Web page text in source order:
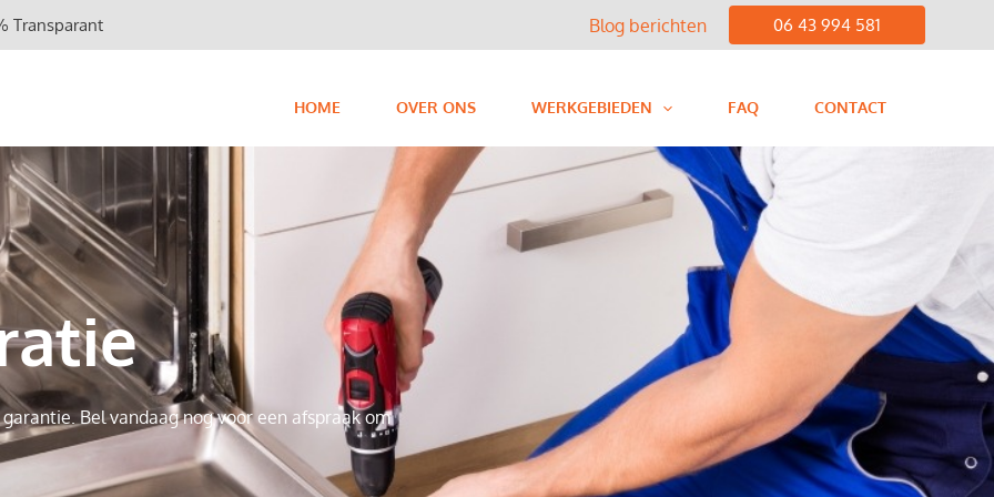
Transparant Blog berichten 06 43 994 581
HOME OVER ONS WERKGEBIEDEN FAQ CONTACT
Bel vandaag nog voor een afspraak om